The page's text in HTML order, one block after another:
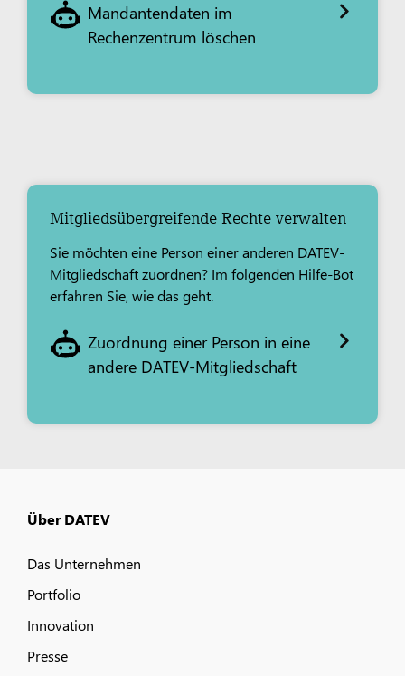
Mandantendaten im
Rechenzentrum löschen
Mitgliedsübergreifende Rechte verwalten
Sie möchten eine Person einer anderen DATEV-
Mitgliedschaft zuordnen? Im folgenden Hilfe-Bot
erfahren Sie, wie das geht.
Zuordnung einer Person in eine
andere DATEV-Mitgliedschaft
Über DATEV
Das Unternehmen
Portfolio
Innovation
Presse